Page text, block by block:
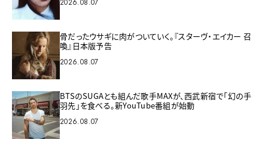
2026.08.07
骨だったウサギに肉がついていく。『スターヴ・エイカー 召
喚』日本版予告
2026.08.07
BTSのSUGAとも組んだ歌手MAXが、西武新宿で「幻の手
羽先」を食べる。新YouTube番組が始動
2026.08.07